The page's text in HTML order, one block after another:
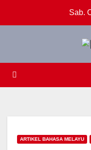
Sab.
ARTIKEL BAHASA MELAYU